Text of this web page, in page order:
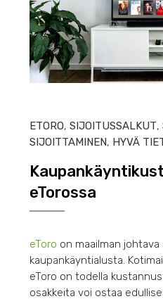
ETORO,SIJOITUSSALKUT,
SIJOITTAMINEN, HYVÄ
eTorossa
eToro on maailman johtava
kaupankäyntialusta.
eToro on todella
osakkeita voi ostaa